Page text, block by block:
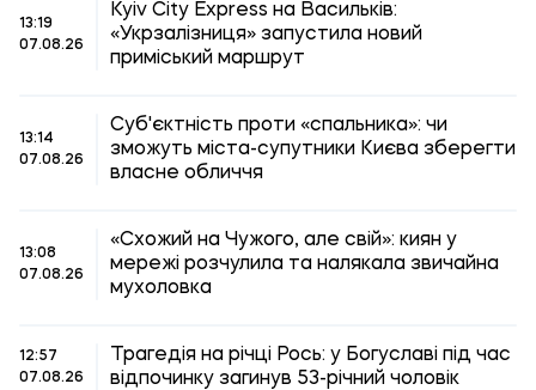
13:19
07.08.26
Kyiv City Express на Васильків:
«Укрзалізниця» запустила новий
приміський маршрут
13:14
07.08.26
Суб'єктність проти «спальника»: чи
зможуть міста-супутники Києва зберегти
власне обличчя
13:08
07.08.26
«Схожий на Чужого, але свій»: киян у
мережі розчулила та налякала звичайна
мухоловка
12:57
07.08.26
Трагедія на річці Рось: у Богуславі під час
відпочинку загинув 53-річний чоловік